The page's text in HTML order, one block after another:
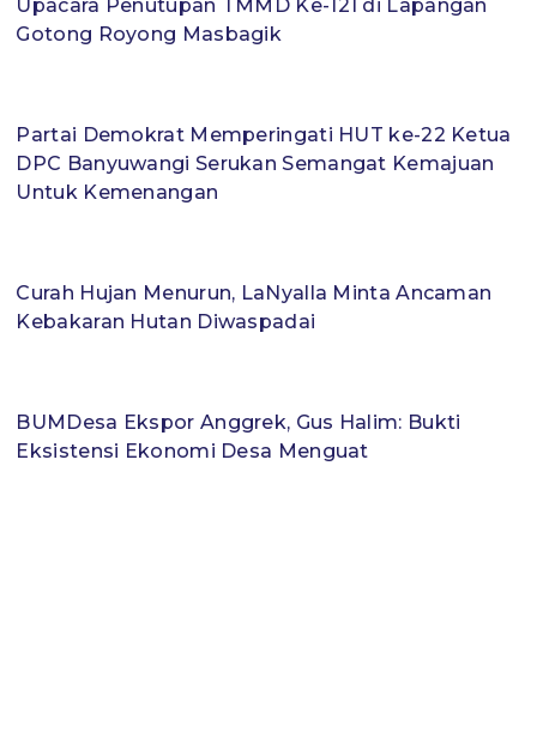
Upacara Penutupan TMMD Ke-121 di Lapangan
Gotong Royong Masbagik
Partai Demokrat Memperingati HUT ke-22 Ketua
DPC Banyuwangi Serukan Semangat Kemajuan
Untuk Kemenangan
Curah Hujan Menurun, LaNyalla Minta Ancaman
Kebakaran Hutan Diwaspadai
BUMDesa Ekspor Anggrek, Gus Halim: Bukti
Eksistensi Ekonomi Desa Menguat